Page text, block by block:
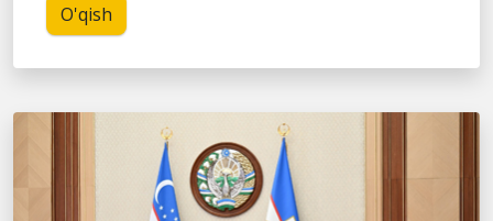
O'qish